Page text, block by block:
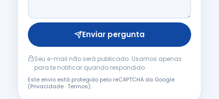
Enviar pergunta
Seu e-mail não será publicado. Usamos apenas
para te notificar quando respondido.
Este envio está protegido pelo reCAPTCHA da Google
(Privacidade·Termos).